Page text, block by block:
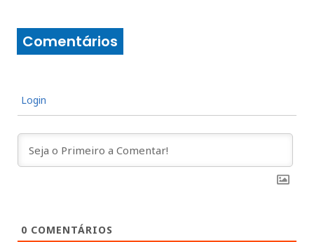
Comentários
Login
0 COMENTÁRIOS